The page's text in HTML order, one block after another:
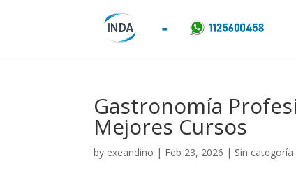
Gastronomía
Mejores Cursos
by exeandino | Feb 23, 2026 | Sin categoría